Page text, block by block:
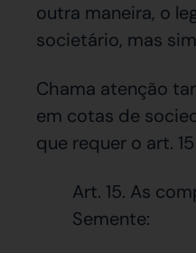
outra maneira, o
societário, mas
Chama atenção
em cotas de
que requer o art.
Art. 15. As
Semente: